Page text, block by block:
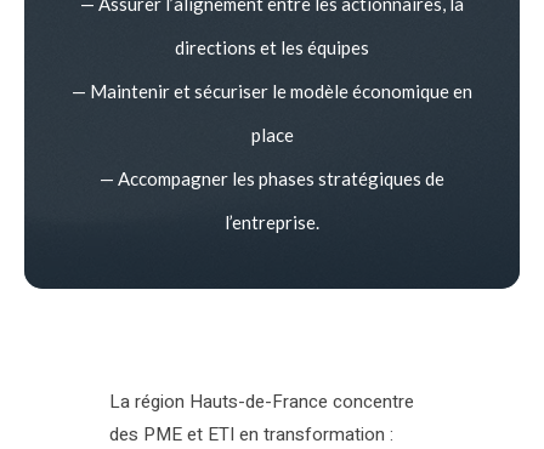
directions et les équipes
— Maintenir et sécuriser le modèle économique en
place
— Accompagner les phases stratégiques de
l’entreprise.
La région Hauts-de-France concentre
des PME et ETI en transformation :